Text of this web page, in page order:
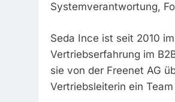
Systemverantwortung,
Seda Ince ist seit 2010
Vertriebserfahrung im
sie von der Freenet AG
Vertriebsleiterin ein